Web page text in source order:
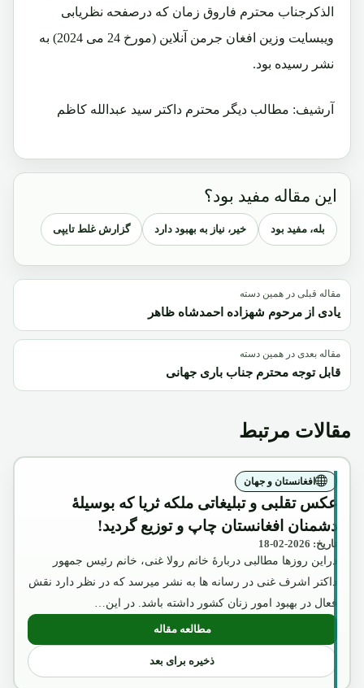
الذکرجناب محترم فاروق زمان که درصفحه نظریابی
ویبسایت وزین افغان جرمن آنلاین (مورخ 24 می 2024) به
نشر رسیده بود.
آرشیف: مطالب دیگر محترم داکتر سید عبدالله کاظم
این مقاله مفید بود؟
بله، مفید بود خیر، نیاز به بهبود دارد گزارش غلط تایپی
مقاله قبلی در همین دسته
یادی از مرحوم شهزاده احمدشاه ظاهر
مقاله بعدی در همین دسته
قابل توجه محترم جناب باری جهانی
مقالات مرتبط
افغانستان و جهان
عکس تقلبی و تبلیغاتی ملکه ثریا که بوسیلۀ
دشمنان افغانستان چاپ و توزیع گردید!
تاریخ: 2026-02-18
دراین روزها مطالبی دربارۀ خانم رولا غنی، خانم رئیس جمهور
داکتر اشرف غنی در رسانه ها به نشر میرسد که در نظر دارد نقش
فعال در بهبود امور زنان کشور داشته باشد. در این…
مطالعه مقاله: عکس تقلبی و تبلیغاتی ملکه ثریا که
ذخیره برای بعد